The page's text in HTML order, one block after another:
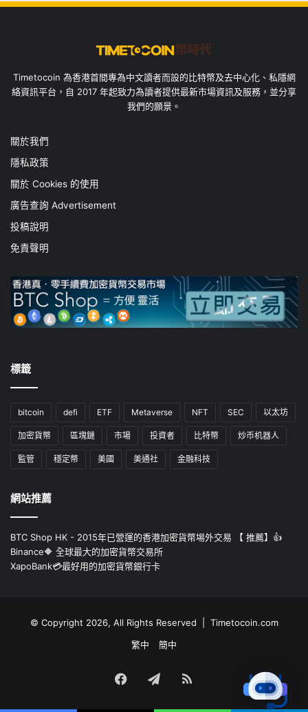
Timetocoin 為香港首間專為中文讀者而設的比特幣及去中心化、私隱網
絡資訊平台，自 2017 年起致力為讀者提供最新市場資訊及服務，並分享
我們的願景。
關於我們
隱私政策
關於 Cookies 的使用
廣告查詢 Advertisement
投稿說明
免責聲明
標籤
bitcoin defi ETF Metaverse NFT SEC 以太坊
加密貨幣 區塊鏈 市場 投資者 比特幣 炒币机器人
監管 穩定幣 美國 美通社 金融科技
網站推薦
BTC Shop HK - 2015年已營運的香港加密貨幣埸外交易 【 推薦】👍
Binance🔶 全球最大的加密貨幣交易所
XapoBank💳最好用的加密貨幣銀行卡
© Copyright 2026, All Rights Reserved | Timetocoin.com
繁中
簡中
FacebookTelegram
RSS